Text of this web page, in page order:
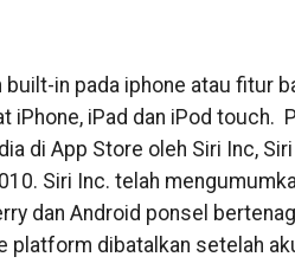
in pada iphone atau fitur
iPhone, iPad dan iPod touch.
di App Store oleh Siri Inc,
Siri Inc. telah
dan Android ponsel
platform dibatalkan setelah